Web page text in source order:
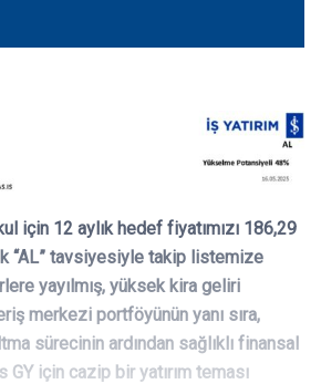
için 12 aylık hedef fiyatımızı 186,29
“AL” tavsiyesiyle takip listemize
yayılmış, yüksek kira geliri
merkezi portföyünün yanı sıra,
sürecinin ardından sağlıklı finansal
GY için cazip bir yatırım teması